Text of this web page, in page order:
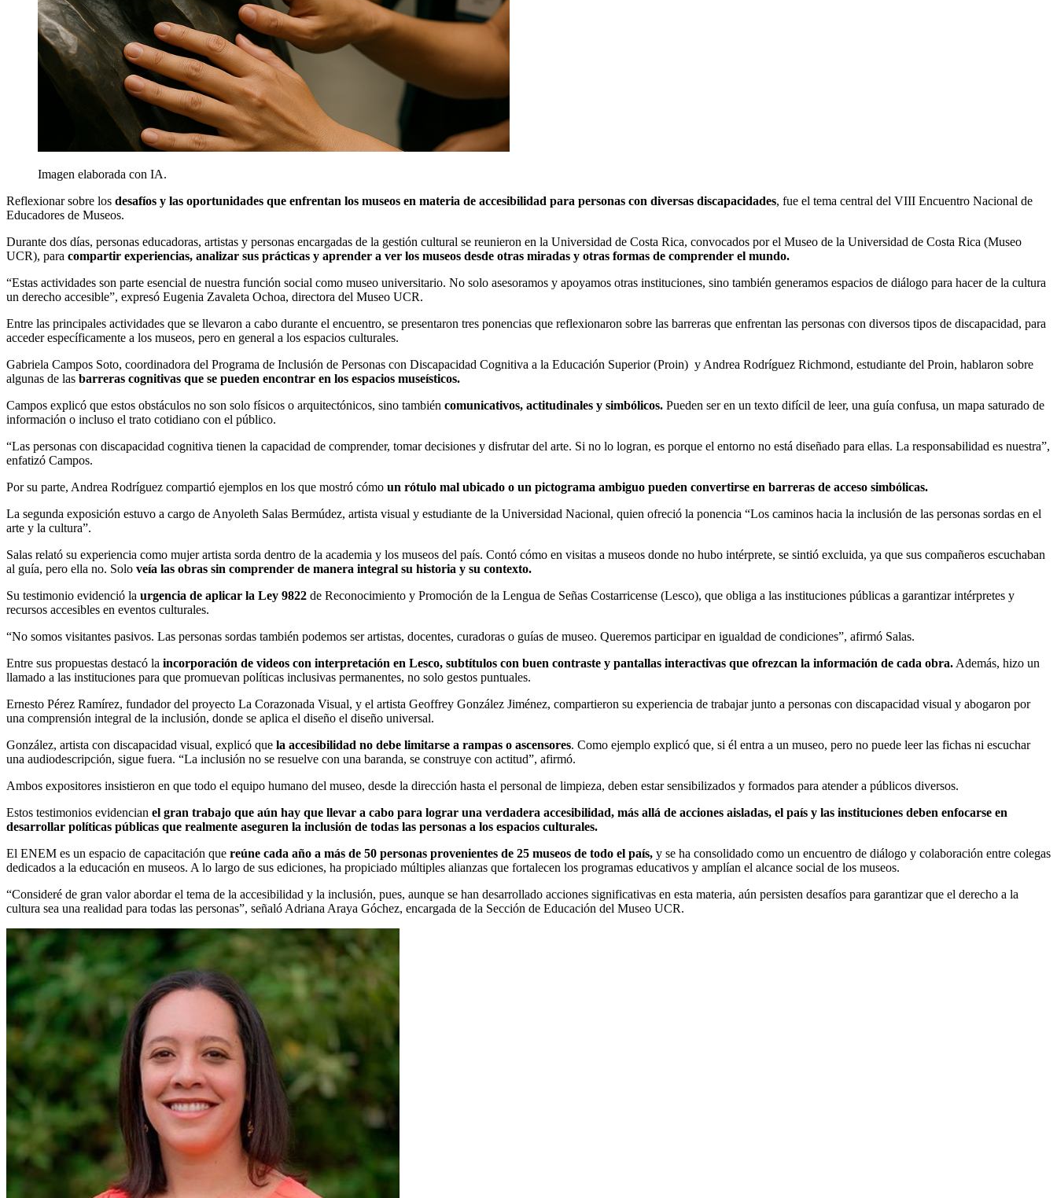
Imagen elaborada con IA.
Reflexionar sobre los desafíos y las oportunidades que enfrentan los museos en materia de accesibilidad para personas con diversas discapacidades, fue el tema central del VIII Encuentro Nacional de
Educadores de Museos.
Durante dos días, personas educadoras, artistas y personas encargadas de la gestión cultural se reunieron en la Universidad de Costa Rica, convocados por el Museo de la Universidad de Costa Rica (Museo
UCR), para compartir experiencias, analizar sus prácticas y aprender a ver los museos desde otras miradas y otras formas de comprender el mundo.
“Estas actividades son parte esencial de nuestra función social como museo universitario. No solo asesoramos y apoyamos otras instituciones, sino también generamos espacios de diálogo para hacer de la cultura
un derecho accesible”, expresó Eugenia Zavaleta Ochoa, directora del Museo UCR.
Entre las principales actividades que se llevaron a cabo durante el encuentro, se presentaron tres ponencias que reflexionaron sobre las barreras que enfrentan las personas con diversos tipos de discapacidad, para
acceder específicamente a los museos, pero en general a los espacios culturales.
Gabriela Campos Soto, coordinadora del Programa de Inclusión de Personas con Discapacidad Cognitiva a la Educación Superior (Proin) y Andrea Rodríguez Richmond, estudiante del Proin, hablaron sobre
algunas de las barreras cognitivas que se pueden encontrar en los espacios museísticos.
Campos explicó que estos obstáculos no son solo físicos o arquitectónicos, sino también comunicativos, actitudinales y simbólicos. Pueden ser en un texto difícil de leer, una guía confusa, un mapa saturado de
información o incluso el trato cotidiano con el público.
“Las personas con discapacidad cognitiva tienen la capacidad de comprender, tomar decisiones y disfrutar del arte. Si no lo logran, es porque el entorno no está diseñado para ellas. La responsabilidad es nuestra”,
enfatizó Campos.
Por su parte, Andrea Rodríguez compartió ejemplos en los que mostró cómo un rótulo mal ubicado o un pictograma ambiguo pueden convertirse en barreras de acceso simbólicas.
La segunda exposición estuvo a cargo de Anyoleth Salas Bermúdez, artista visual y estudiante de la Universidad Nacional, quien ofreció la ponencia “Los caminos hacia la inclusión de las personas sordas en el
arte y la cultura”.
Salas relató su experiencia como mujer artista sorda dentro de la academia y los museos del país. Contó cómo en visitas a museos donde no hubo intérprete, se sintió excluida, ya que sus compañeros escuchaban
al guía, pero ella no. Solo veía las obras sin comprender de manera integral su historia y su contexto.
Su testimonio evidenció la urgencia de aplicar la Ley 9822 de Reconocimiento y Promoción de la Lengua de Señas Costarricense (Lesco), que obliga a las instituciones públicas a garantizar intérpretes y
recursos accesibles en eventos culturales.
“No somos visitantes pasivos. Las personas sordas también podemos ser artistas, docentes, curadoras o guías de museo. Queremos participar en igualdad de condiciones”, afirmó Salas.
Entre sus propuestas destacó la incorporación de videos con interpretación en Lesco, subtítulos con buen contraste y pantallas interactivas que ofrezcan la información de cada obra. Además, hizo un
llamado a las instituciones para que promuevan políticas inclusivas permanentes, no solo gestos puntuales.
Ernesto Pérez Ramírez, fundador del proyecto La Corazonada Visual, y el artista Geoffrey González Jiménez, compartieron su experiencia de trabajar junto a personas con discapacidad visual y abogaron por
una comprensión integral de la inclusión, donde se aplica el diseño el diseño universal.
González, artista con discapacidad visual, explicó que la accesibilidad no debe limitarse a rampas o ascensores. Como ejemplo explicó que, si él entra a un museo, pero no puede leer las fichas ni escuchar
una audiodescripción, sigue fuera. “La inclusión no se resuelve con una baranda, se construye con actitud”, afirmó.
Ambos expositores insistieron en que todo el equipo humano del museo, desde la dirección hasta el personal de limpieza, deben estar sensibilizados y formados para atender a públicos diversos.
Estos testimonios evidencian el gran trabajo que aún hay que llevar a cabo para lograr una verdadera accesibilidad, más allá de acciones aisladas, el país y las instituciones deben enfocarse en
desarrollar políticas públicas que realmente aseguren la inclusión de todas las personas a los espacios culturales.
El ENEM es un espacio de capacitación que reúne cada año a más de 50 personas provenientes de 25 museos de todo el país, y se ha consolidado como un encuentro de diálogo y colaboración entre colegas
dedicados a la educación en museos. A lo largo de sus ediciones, ha propiciado múltiples alianzas que fortalecen los programas educativos y amplían el alcance social de los museos.
“Consideré de gran valor abordar el tema de la accesibilidad y la inclusión, pues, aunque se han desarrollado acciones significativas en esta materia, aún persisten desafíos para garantizar que el derecho a la
cultura sea una realidad para todas las personas”, señaló Adriana Araya Góchez, encargada de la Sección de Educación del Museo UCR.